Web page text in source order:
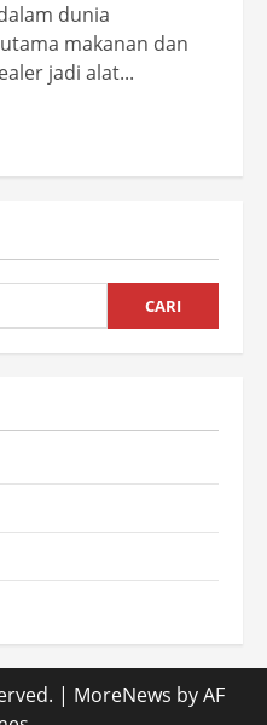
dunia
makanan dan
jadi alat...
CARI
| MoreNews by AF